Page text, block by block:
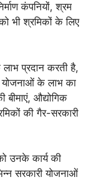
कंपनियों, श्रम
भी श्रमिकों के लिए
प्रदान करती है,
योजनाओं के लाभ का
बीमाएं, औद्योगिक
की गैर-सरकारी
उनके कार्य की
सरकारी योजनाओं